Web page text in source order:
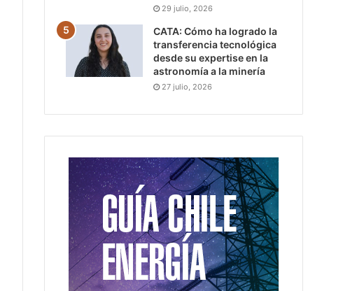
29 julio, 2026
CATA: Cómo ha logrado la
transferencia tecnológica
desde su expertise en la
astronomía a la minería
27 julio, 2026